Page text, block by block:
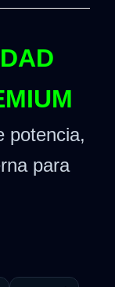
potencia,
para